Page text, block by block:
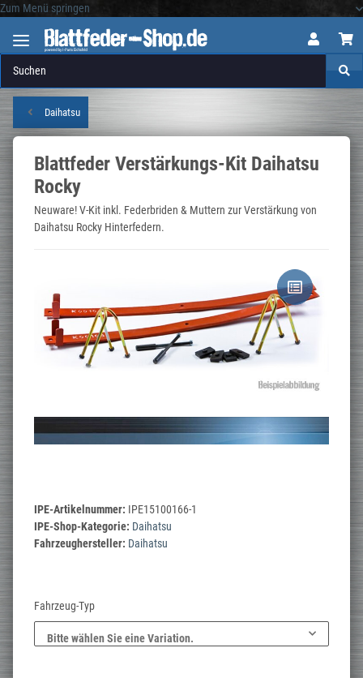
Zum Menü springen
Daihatsu
Blattfeder Verstärkungs-Kit Daihatsu
Rocky
Neuware! V-Kit inkl. Federbriden & Muttern zur Verstärkung von
Daihatsu Rocky Hinterfedern.
IPE-Artikelnummer: IPE15100166-1
IPE-Shop-Kategorie: Daihatsu
Fahrzeughersteller: Daihatsu
Fahrzeug-Typ
Bitte wählen Sie eine Variation.